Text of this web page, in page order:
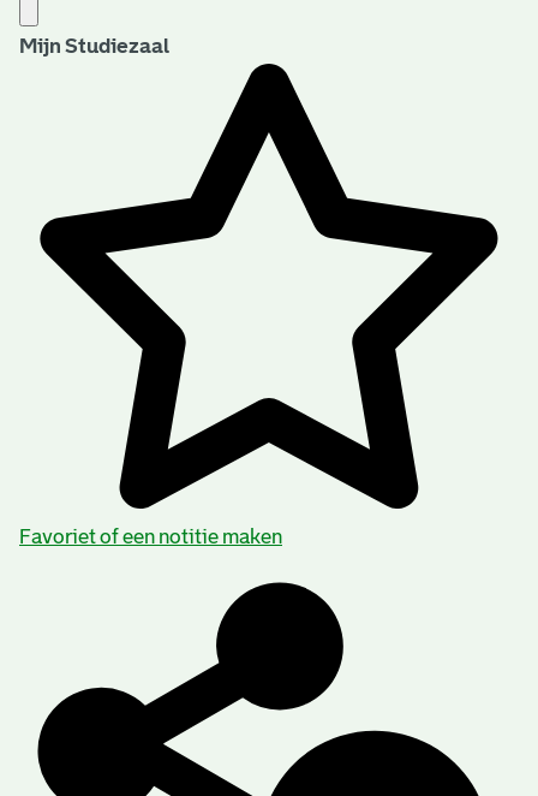
Mijn Studiezaal
Favoriet of een notitie maken